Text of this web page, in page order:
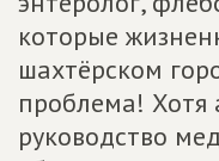
которые
шахтёрском
проблема! Хотя
руководство